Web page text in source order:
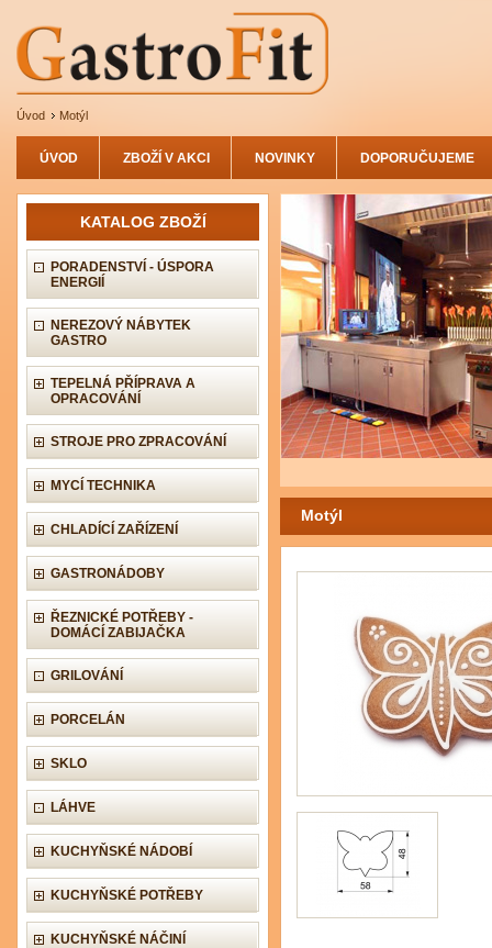
Úvod Motýl
ÚVOD ZBOŽÍ V AKCI NOVINKY DOPORUČUJEME
KATALOG ZBOŽÍ
PORADENSTVÍ - ÚSPORA
ENERGIÍ
NEREZOVÝ NÁBYTEK
GASTRO
TEPELNÁ PŘÍPRAVA A
OPRACOVÁNÍ
STROJE PRO ZPRACOVÁNÍ
MYCÍ TECHNIKA
CHLADÍCÍ ZAŘÍZENÍ
GASTRONÁDOBY
ŘEZNICKÉ POTŘEBY -
DOMÁCÍ ZABIJAČKA
GRILOVÁNÍ
PORCELÁN
SKLO
LÁHVE
KUCHYŇSKÉ NÁDOBÍ
KUCHYŇSKÉ POTŘEBY
KUCHYŇSKÉ NÁČINÍ
Motýl